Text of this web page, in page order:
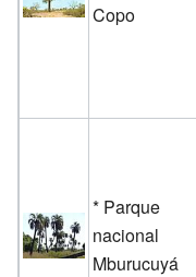
Copo
* Parque
nacional
Mburucuyá